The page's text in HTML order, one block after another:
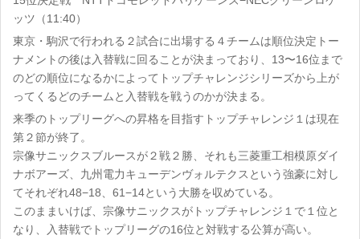
ッツ（11:40）
東京・駒沢で行われる２試合に出場する４チームは順位決定トー
ナメントの後は入替戦に回ることが決まっており、13〜16位まで
のどの順位になるかによってトップチャレンジシリーズから上が
ってくるどのチームと入替戦を戦うのかが決まる。
来季のトップリーグへの昇格を目指すトップチャレンジ１は現在
第２節が終了。
宗像サニックスブルースが２戦２勝、それも三菱重工相模原ダイ
ナボアーズ、九州電力キューデンヴォルテクスという強豪に対し
てそれぞれ48−18、61−14という大勝を収めている。
このままいけば、宗像サニックスがトップチャレンジ１で１位と
なり、入替戦でトップリーグの16位と対戦する公算が高い。